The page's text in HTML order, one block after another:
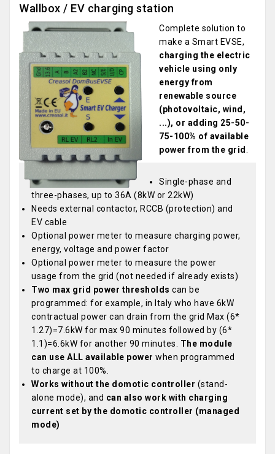
Wallbox / EV charging station
Complete solution to
make a Smart EVSE,
charging the electric
vehicle using only
energy from
renewable source
(photovoltaic, wind,
...), or adding 25-50-
75-100% of available
power from the grid
Single-phase and
three-phases, up to 36A (8kW or 22kW)
Needs external contactor, RCCB (protection) and
EV cable
Optional power meter to measure charging power,
energy, voltage and power factor
Optional power meter to measure the power
usage from the grid (not needed if already exists)
Two max grid power thresholds can be
programmed: for example, in Italy who have 6kW
contractual power can drain from the grid Max (6*
1.27)=7.6kW for max 90 minutes followed by (6*
1.1)=6.6kW for another 90 minutes. The module
can use ALL available power when programmed
to charge at 100%.
Works without the domotic controller (stand-
alone mode), and can also work with charging
current set by the domotic controller (managed
mode)